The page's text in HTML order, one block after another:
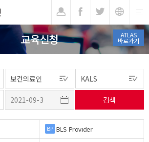
ATLAS
바로가기
교육신청
BP BLS Provider